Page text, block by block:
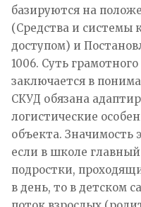
базируются на
(Средства и системы
доступом) и
1006. Суть
заключается в
СКУД обязана
логистические
объекта. Значимость
если в школе
подростки,
в день, то в детском